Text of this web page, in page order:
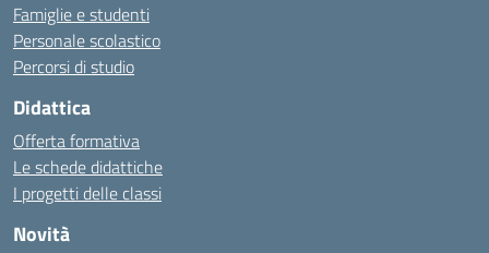
Famiglie e studenti
Personale scolastico
Percorsi di studio
Didattica
Offerta formativa
Le schede didattiche
I progetti delle classi
Novità